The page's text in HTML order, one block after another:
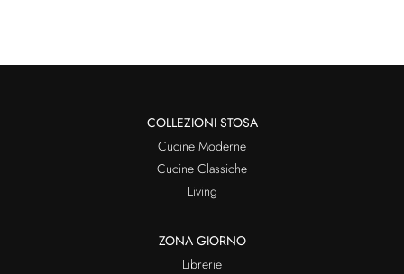
COLLEZIONI STOSA
Cucine Moderne
Cucine Classiche
Living
ZONA GIORNO
Librerie